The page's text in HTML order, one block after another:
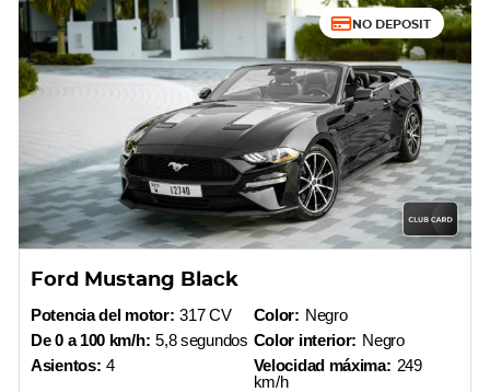
NO DEPOSIT
Ford Mustang Black
Potencia del motor: 317 CV
De 0 a 100 km/h: 5,8 segundos
Asientos: 4
Color: Negro
Color interior: Negro
Velocidad máxima: 249
km/h